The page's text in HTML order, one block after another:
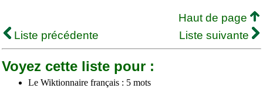
Haut de page
Liste précédente
Liste suivante
Voyez cette liste pour :
Le Wiktionnaire français : 5 mots